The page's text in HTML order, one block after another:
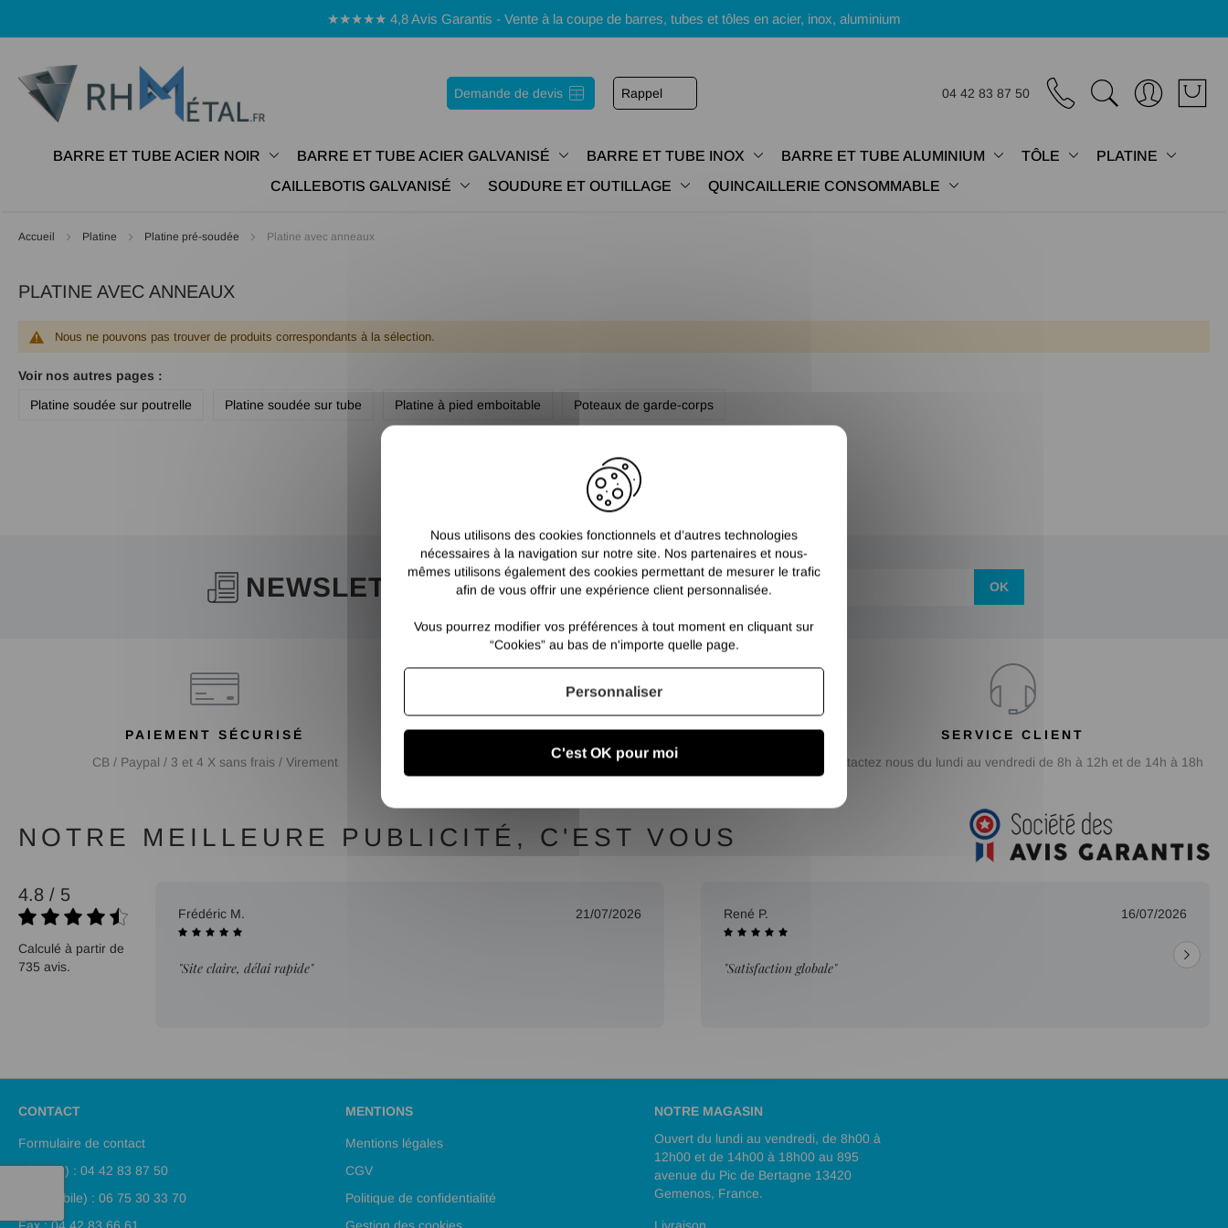
★★★★★ 4,8 Avis Garantis - Vente à la coupe de barres, tubes et tôles en acier, inox, aluminium
Demande de devis Rappel 04 42 83 87 50
BARRE ET TUBE ACIER NOIR BARRE ET TUBE ACIER GALVANISÉ BARRE ET TUBE INOX BARRE ET TUBE ALUMINIUM TÔLE
PLATINE
CAILLEBOTIS GALVANISÉ
SOUDURE ET OUTILLAGE QUINCAILLERIE CONSOMMABLE
Accueil Platine Platine pré-soudée Platine avec anneaux
PLATINE AVEC ANNEAUX
Nous ne pouvons pas trouver de produits correspondants à la sélection.
Voir nos autres pages :
Platine soudée sur poutrelle
Platine soudée sur tube Platine à pied emboitable Poteaux de garde-corps
NEWSLETTER Inscrivez-vous et recevez nos bons plans OK
PAIEMENT SÉCURISÉ
CB / Paypal / 3 et 4 X sans frais / Virement
LIVRAISON AU CHOIX
Livraison France et Belgique ou retrait dépôt
SERVICE CLIENT
Contactez nous du lundi au vendredi de 8h à 12h et de 14h à 18h
NOTRE MEILLEURE PUBLICITÉ, C'EST VOUS
4.8 / 5
Calculé à partir de
735 avis.
27/07/2026 Frédéric M. 21/07/2026
"Site claire, délai rapide"
René P. 16/07/2026
"Satisfaction globale"
CONTACT
Formulaire de contact
Tél (fixe) : 04 42 83 87 50
Tél (mobile) : 06 75 30 33 70
MENTIONS
Mentions légales
CGV
Politique de confidentialité
NOTRE MAGASIN
Ouvert du lundi au vendredi, de 8h00 à
12h00 et de 14h00 à 18h00 au 895
avenue du Pic de Bertagne 13420
Gemenos, France.
Nous utilisons des cookies fonctionnels et d’autres technologies
nécessaires à la navigation sur notre site. Nos partenaires et nous-
mêmes utilisons également des cookies permettant de mesurer le trafic
afin de vous offrir une expérience client personnalisée.
Vous pourrez modifier vos préférences à tout moment en cliquant sur
“Cookies” au bas de n'importe quelle page.
C'est OK pour moi
Personnaliser